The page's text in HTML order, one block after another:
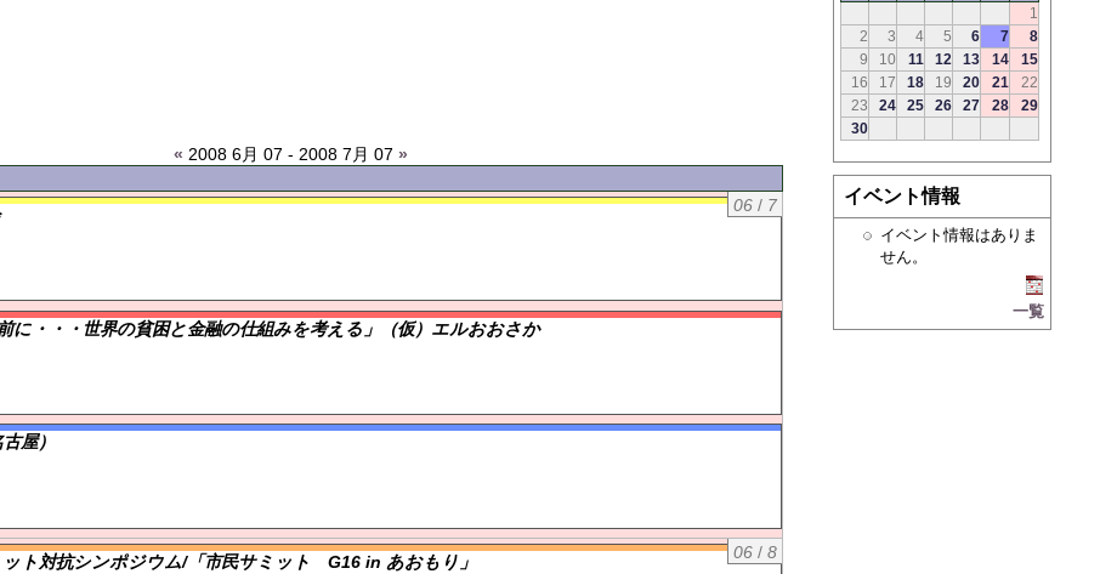
« 2008 6月 07 - 2008 7月 07 »
06/ 7
に・・・世界の貧困と金融の仕組みを考える」（仮）エルおおさか
屋）
06/ 8
ット対抗シンポジウム/「市民サミット G16 in あおもり」
1
2
3 4 5 6 7
8
9
10 11 12 13 14
15
16
17 18 19 20 21
22
23
24 25 26 27 28
29
30
イベント情報
イベント情報はありま
せん。
一覧